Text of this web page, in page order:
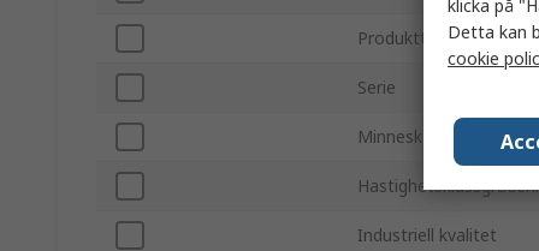
Produkttyp
Serie
Minneskortsformat
Industriell kvalitet
klicka på
Detta kan
cookie